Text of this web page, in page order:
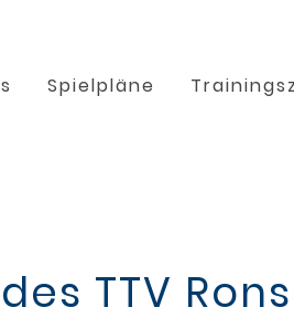
Spielpläne
TTV